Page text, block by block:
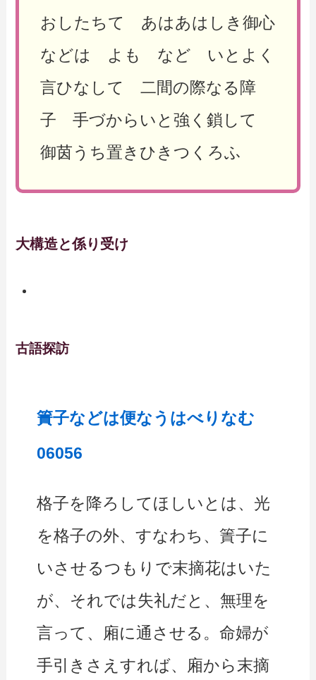
おしたちて あはあはしき御心
などは よも など いとよく
言ひなして 二間の際なる障
子 手づからいと強く鎖して
御茵うち置きひきつくろふ
大構造と係り受け
古語探訪
簀子などは便なうはべりなむ
06056
格子を降ろしてほしいとは、光
を格子の外、すなわち、簀子に
いさせるつもりで末摘花はいた
が、それでは失礼だと、無理を
言って、廂に通させる。命婦が
手引きさえすれば、廂から末摘